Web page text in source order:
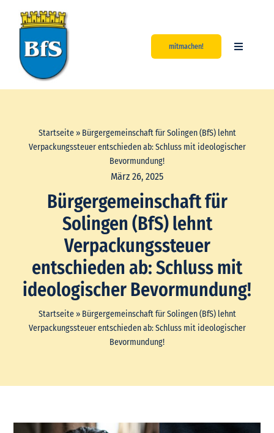
Inhalt
springen
mitmachen!
Toggle
Start
Unsere Werte
Startseite» Bürgergemeinschaft für Solingen (BfS) lehnt
Verpackungssteuer entschieden ab: Schluss mit ideologischer
Bevormundung!
März 26, 2025
Bürgergemeinschaft für
Solingen (BfS) lehnt
Verpackungssteuer
entschieden ab: Schluss mit
ideologischer Bevormundung!
Startseite» Bürgergemeinschaft für Solingen (BfS) lehnt
Verpackungssteuer entschieden ab: Schluss mit ideologischer
Bevormundung!